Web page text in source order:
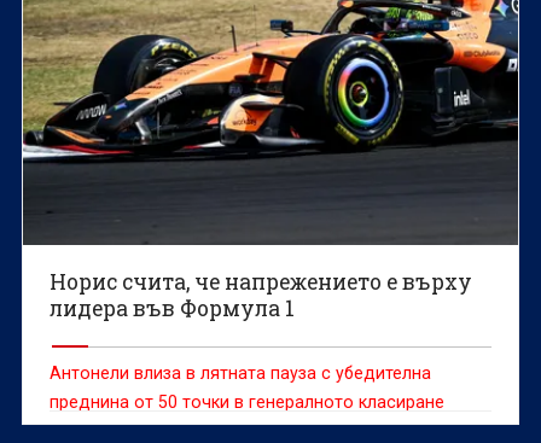
Норис счита, че напрежението е върху
лидера във Формула 1
Антонели влиза в лятната пауза с убедителна
преднина от 50 точки в генералното класиране